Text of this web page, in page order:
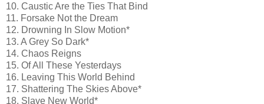
10. Caustic Are the Ties That Bind
11. Forsake Not the Dream
12. Drowning In Slow Motion*
13. A Grey So Dark*
14. Chaos Reigns
15. Of All These Yesterdays
16. Leaving This World Behind
17. Shattering The Skies Above*
18. Slave New World*